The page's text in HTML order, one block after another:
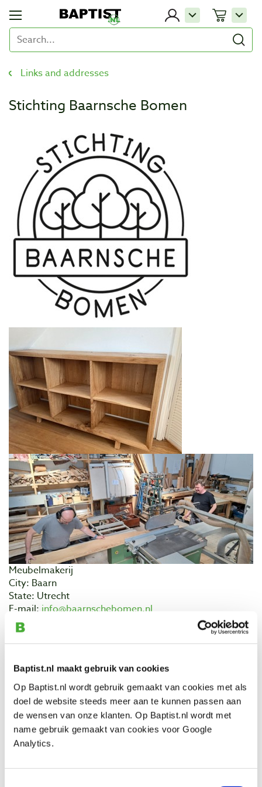
Baptist.nl maakt gebruik van cookies
Op Baptist.nl wordt gebruik gemaakt van cookies met als
doel de website steeds meer aan te kunnen passen aan
de wensen van onze klanten. Op Baptist.nl wordt met
name gebruik gemaakt van cookies voor Google
Analytics.
Links and addresses
Stichting Baarnsche Bomen
Meubelmakerij
City: Baarn
State: Utrecht
E-mail: info@baarnschebomen.nl
Website:
Stichting Baarnsche Bomen heeft zich tot doel gesteld
verwerking terug te brengen in de Baarnsche
leefomgeving door het om te zetten in fysieke
producten als tafels, banken en kleinere
gebruiksvoorwerpen als bijvoorbeeld snijplanken en
kommen.
In de houtwerkplaats van Stichting Baarnsche Bomen
wordt van lokaal hout duurzame en ambachtelijke